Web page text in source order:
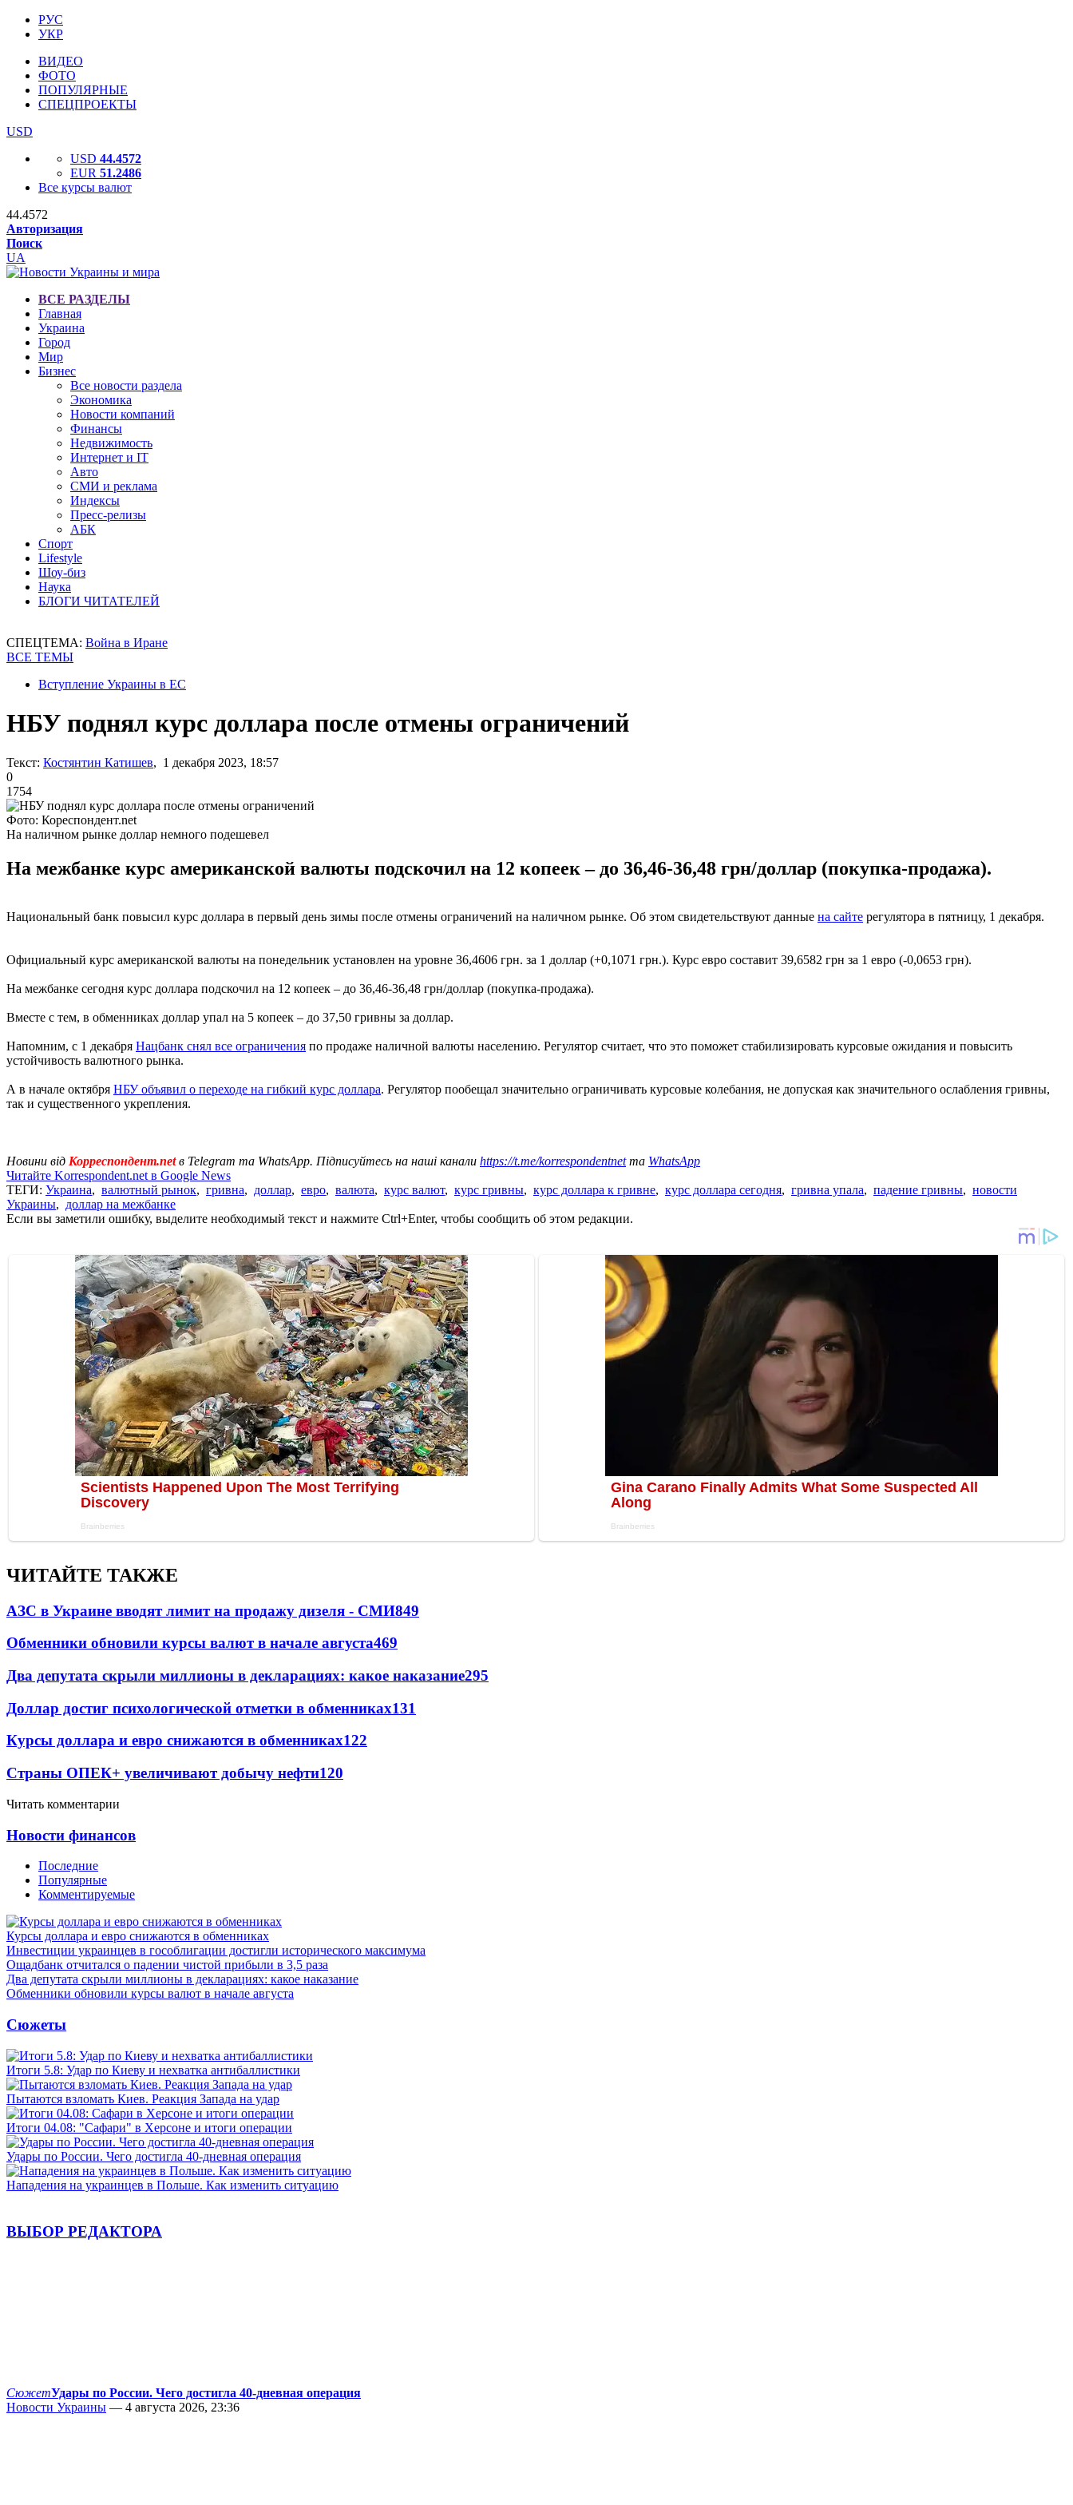
РУС
УКР
ВИДЕО
ФОТО
ПОПУЛЯРНЫЕ
СПЕЦПРОЕКТЫ
USD
USD 44.4572
EUR 51.2486
Все курсы валют
44.4572
Авторизация
Поиск
UA
ВСЕ РАЗДЕЛЫ
Главная
Украина
Город
Мир
Бизнес
Все новости раздела
Экономика
Новости компаний
Финансы
Недвижимость
Интернет и IT
Авто
СМИ и реклама
Индексы
Пресс-релизы
АБК
Спорт
Lifestyle
Шоу-биз
Наука
БЛОГИ ЧИТАТЕЛЕЙ
СПЕЦТЕМА: Война в Иране
ВСЕ ТЕМЫ
Вступление Украины в ЕС
НБУ поднял курс доллара после отмены ограничений
Текст: Костянтин Катишев, 1 декабря 2023, 18:57
0
1754
Фото: Кореспондент.net
На наличном рынке доллар немного подешевел
На межбанке курс американской валюты подскочил на 12 копеек – до 36,46-36,48 грн/доллар (покупка-продажа).
Национальный банк повысил курс доллара в первый день зимы после отмены ограничений на наличном рынке. Об этом свидетельствуют данные на сайте регулятора в пятницу, 1 декабря.
Официальный курс американской валюты на понедельник установлен на уровне 36,4606 грн. за 1 доллар (+0,1071 грн.). Курс евро составит 39,6582 грн за 1 евро (-0,0653 грн).
На межбанке сегодня курс доллара подскочил на 12 копеек – до 36,46-36,48 грн/доллар (покупка-продажа).
Вместе с тем, в обменниках доллар упал на 5 копеек – до 37,50 гривны за доллар.
Напомним, с 1 декабря Нацбанк снял все ограничения по продаже наличной валюты населению. Регулятор считает, что это поможет стабилизировать курсовые ожидания и повысить
устойчивость валютного рынка.
А в начале октября НБУ объявил о переходе на гибкий курс доллара. Регулятор пообещал значительно ограничивать курсовые колебания, не допуская как значительного ослабления гривны,
так и существенного укрепления.
Новини від Корреспондент.netв Telegram та WhatsApp. Підписуйтесь на наші канали https://t.me/korrespondentnetта WhatsApp
Читайте Korrespondent.net в Google News
ТЕГИ: Украина, валютный рынок, гривна, доллар, евро, валюта, курс валют, курс гривны, курс доллара к гривне, курс доллара сегодня, гривна упала, падение гривны, новости
Украины, доллар на межбанке
Если вы заметили ошибку, выделите необходимый текст и нажмите Ctrl+Enter, чтобы сообщить об этом редакции.
ЧИТАЙТЕ ТАКЖЕ
АЗС в Украине вводят лимит на продажу дизеля - СМИ849
Обменники обновили курсы валют в начале августа469
Два депутата скрыли миллионы в декларациях: какое наказание295
Доллар достиг психологической отметки в обменниках131
Курсы доллара и евро снижаются в обменниках122
Страны ОПЕК+ увеличивают добычу нефти120
Читать комментарии
Новости финансов
Последние
Популярные
Комментируемые
Курсы доллара и евро снижаются в обменниках
Инвестиции украинцев в гособлигации достигли исторического максимума
Ощадбанк отчитался о падении чистой прибыли в 3,5 раза
Два депутата скрыли миллионы в декларациях: какое наказание
Обменники обновили курсы валют в начале августа
Сюжеты
Итоги 5.8: Удар по Киеву и нехватка антибаллистики
Пытаются взломать Киев. Реакция Запада на удар
Итоги 04.08: "Сафари" в Херсоне и итоги операции
Удары по России. Чего достигла 40-дневная операция
Нападения на украинцев в Польше. Как изменить ситуацию
ВЫБОР РЕДАКТОРА
СюжетУдары по России. Чего достигла 40-дневная операция
Новости Украины — 4 августа 2026, 23:36